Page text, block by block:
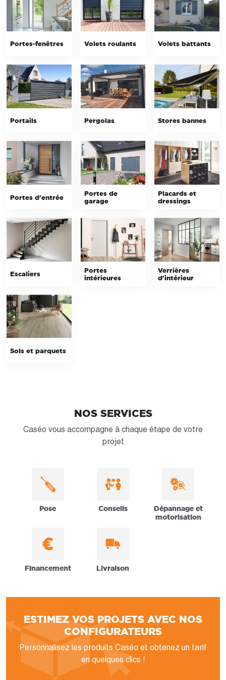
Portes-fenêtres Volets roulants Volets battants
Portails Pergolas Stores bannes
Portes d'entrée
Portes de
garage
Placards et
dressings
Escaliers
Portes
intérieures
Verrières
d'intérieur
Sols et parquets
NOS SERVICES
Caséo vous accompagne à chaque étape de votre
projet
Pose Conseils
Dépannage et
motorisation
Financement Livraison
ESTIMEZ VOS PROJETS AVEC NOS
CONFIGURATEURS
Personnalisez les produits Caséo et obtenez un tarif
en quelques clics !